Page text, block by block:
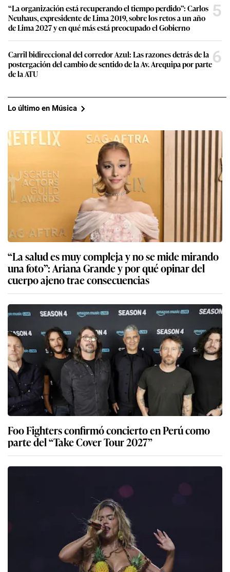
“La organización está recuperando el tiempo perdido”: Carlos
Neuhaus, expresidente de Lima 2019, sobre los retos a un año
de Lima 2027 y en qué más está preocupado el Gobierno
5
Carril bidireccional del corredor Azul: Las razones detrás de la
postergación del cambio de sentido de la Av. Arequipa por parte
de la ATU
6
Lo último en Música
“La salud es muy compleja y no se mide mirando
una foto”: Ariana Grande y por qué opinar del
cuerpo ajeno trae consecuencias
Foo Fighters confirmó concierto en Perú como
parte del “Take Cover Tour 2027”